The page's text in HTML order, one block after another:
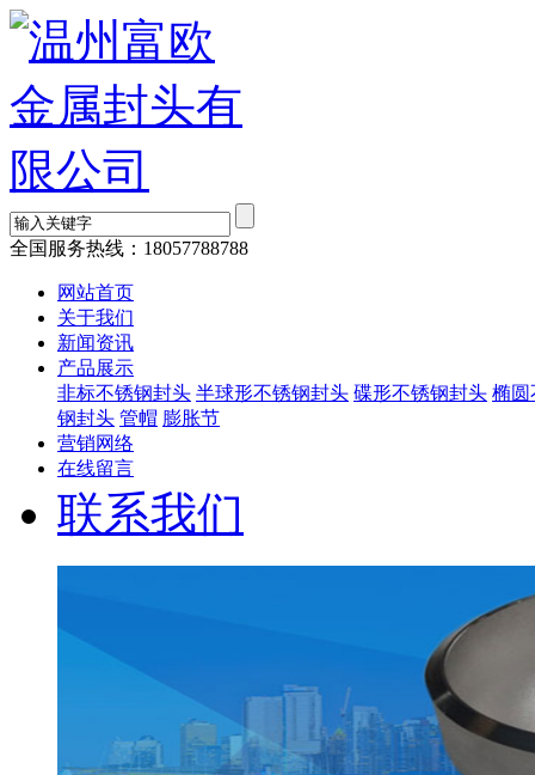
全国服务热线： 18057788788
网站首页
关于我们
新闻资讯
产品展示
非标不锈钢封头 半球形不锈钢封头 碟形不锈钢封头 椭圆
钢封头 管帽 膨胀节
营销网络
在线留言
联系我们